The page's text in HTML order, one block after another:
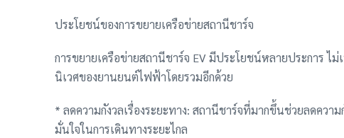
ประโยชน์ของการขยายเครือข่ายสถานีชาร์จ
การขยายเครือข่ายสถานีชาร์จ EV มีประโยชน์หลายประการ
นิเวศของยานยนต์ไฟฟ้าโดยรวมอีกด้วย
* ลดความกังวลเรื่องระยะทาง: สถานีชาร์จที่มากขึ้นช่วยลดคว
มั่นใจในการเดินทางระยะไกล